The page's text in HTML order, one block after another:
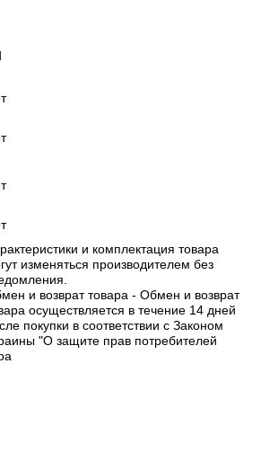
и комплектация товара
изменяться производителем без
и возврат товара - Обмен и возврат
осуществляется в течение 14 дней
покупки в соответствии с Законом
"О защите прав потребителей